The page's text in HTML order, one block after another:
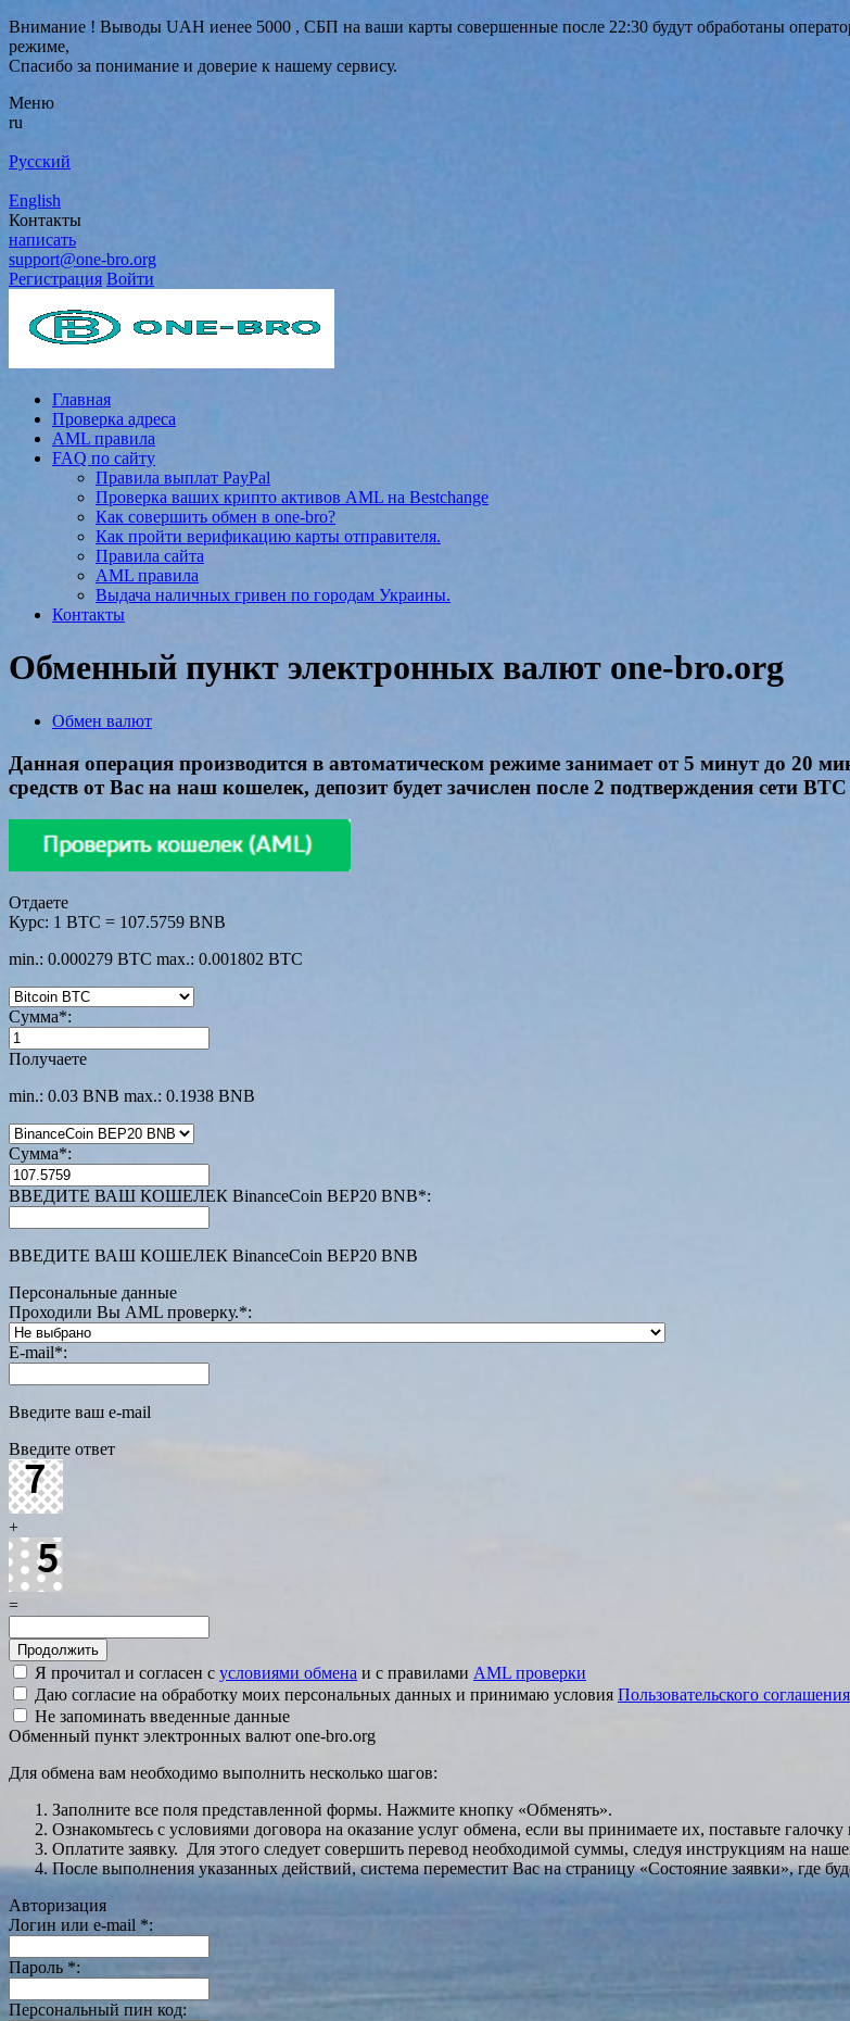
Внимание ! Выводы UAH иенее 5000 , СБП на ваши карты совершенные после 22:30 будут обработаны
режиме,
Спасибо за понимание и доверие к нашему сервису.
Меню
ru
Русский
English
Контакты
написать
support@one-bro.org
Регистрация Войти
Главная
Проверка адреса
AML правила
FAQ по сайту
Правила выплат PayPal
Проверка ваших крипто активов AML на Bestchange
Как совершить обмен в one-bro?
Как пройти верификацию карты отправителя.
Правила сайта
AML правила
Выдача наличных гривен по городам Украины.
Контакты
Обменный пункт электронных валют one-bro.org
Обмен валют
Данная операция производится в автоматическом режиме занимает от 5 минут до 20
средств от Вас на наш кошелек, депозит будет зачислен после 2 подтверждения сети BTC
Отдаете
Курс: 1 BTC = 107.5759 BNB
min.: 0.000279 BTC max.: 0.001802 BTC
Сумма*:
Получаете
min.: 0.03 BNB max.: 0.1938 BNB
Сумма*:
ВВЕДИТЕ ВАШ КОШЕЛЕК BinanceCoin BEP20 BNB*:
ВВЕДИТЕ ВАШ КОШЕЛЕК BinanceCoin BEP20 BNB
Персональные данные
Проходили Вы AML проверку.*:
E-mail*:
Введите ваш e-mail
Введите ответ
+
=
Я прочитал и согласен с условиями обмена и с правилами AML проверки
Даю согласие на обработку моих персональных данных и принимаю условия Пользовательского соглашения
Не запоминать введенные данные
Обменный пункт электронных валют one-bro.org
Для обмена вам необходимо выполнить несколько шагов:
Заполните все поля представленной формы. Нажмите кнопку «Обменять».
Ознакомьтесь с условиями договора на оказание услуг обмена, если вы принимаете их, поставьте
Оплатите заявку. Для этого следует совершить перевод необходимой суммы, следуя инструкциям на
После выполнения указанных действий, система переместит Вас на страницу «Состояние заявки», где
Авторизация
Логин или e-mail *:
Пароль *:
Персональный пин код: